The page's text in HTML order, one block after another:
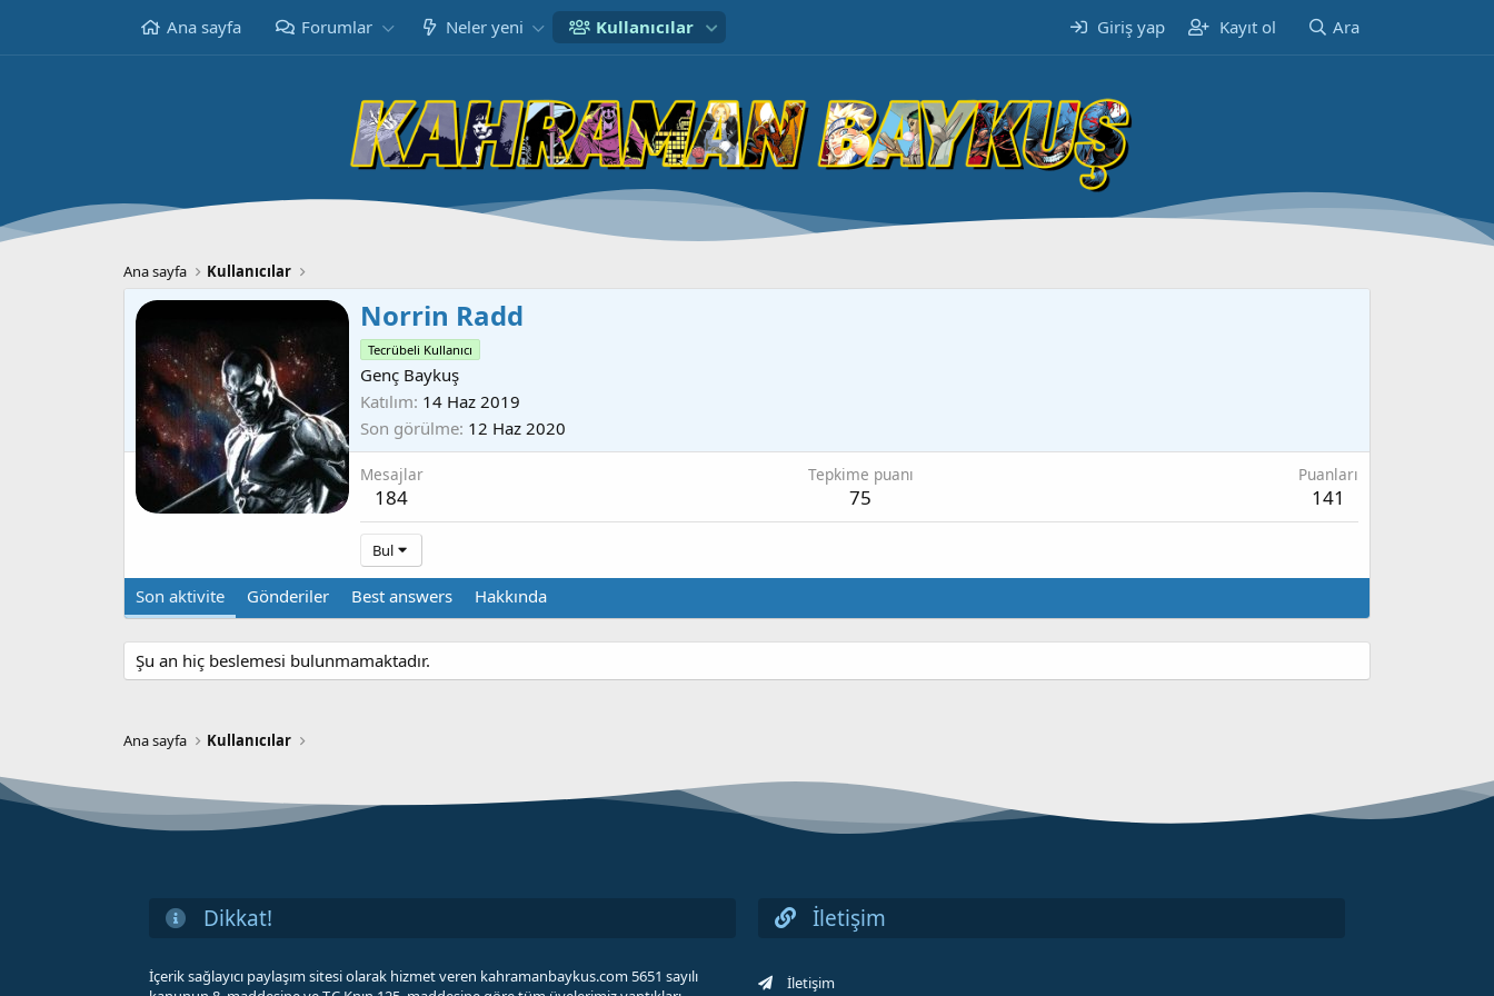
Ana sayfa Forumlar Neler yeni Kullanıcılar Giriş yap Kayıt ol Ara
Ana sayfa Kullanıcılar
Norrin Radd
Tecrübeli Kullanıcı
Genç Baykuş
Katılım 14 Haz 2019
Son görülme 12 Haz 2020
Mesajlar
184
Tepkime puanı
75
Puanları
141
Bul
Son aktivite Gönderiler Best answers Hakkında
Şu an hiç beslemesi bulunmamaktadır.
Ana sayfa Kullanıcılar
Dikkat!
İçerik sağlayıcı paylaşım sitesi olarak hizmet veren kahramanbaykus.com 5651 sayılı
İletişim
İletişim